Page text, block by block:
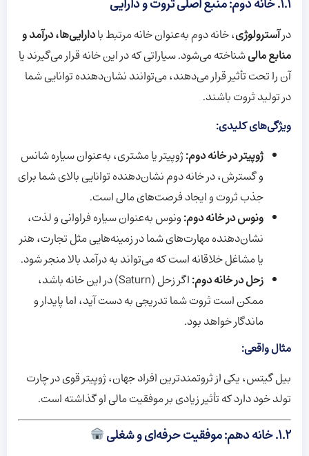
۱.۱. خانه دوم: منبع اصلی ثروت و دارایی
درآسترولوژی، خانه دوم به‌عنوان خانه مرتبط بادارایی‌ها، درآمد و
منابع مالیشناخته می‌شود. سیاراتی که در این خانه قرار می‌گیرند یا
آن را تحت تأثیر قرار می‌دهند، می‌توانند نشان‌دهنده توانایی شما
در تولید ثروت باشند.
ویژگی‌های کلیدی:
ژوپیتر در خانه دوم:ژوپیتر یا مشتری، به‌عنوان سیاره شانس
و گسترش، در خانه دوم نشان‌دهنده توانایی بالای شما برای
جذب ثروت و ایجاد فرصت‌های مالی است.
ونوس در خانه دوم:ونوس به‌عنوان سیاره فراوانی و لذت،
نشان‌دهنده مهارت‌های شما در زمینه‌هایی مثل تجارت، هنر
یا مشاغل خلاقانه است که می‌تواند به درآمد بالا منجر شود.
زحل در خانه دوم:
اگر زحل (Saturn) در این خانه باشد،
ممکن است ثروت شما تدریجی به دست آید، اما پایدار و
ماندگار خواهد بود.
مثال واقعی:
بیل گیتس، یکی از ثروتمندترین افراد جهان، ژوپیتر قوی در چارت
تولد خود دارد که تأثیر زیادی بر موفقیت مالی او گذاشته است.
۱.۲. خانه دهم: موفقیت حرفه‌ای و شغلی